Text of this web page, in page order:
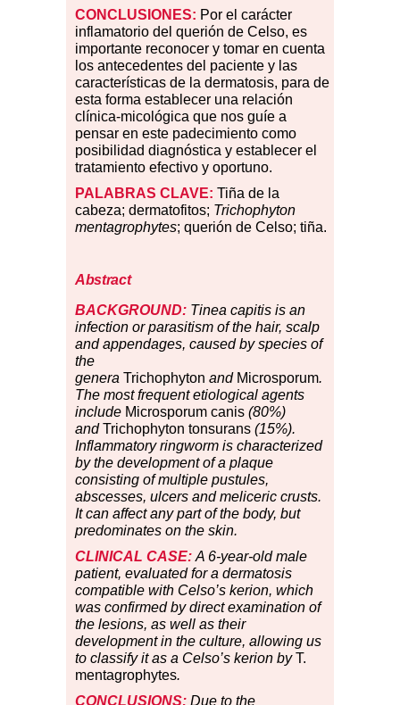
CONCLUSIONES: Por el carácter
inflamatorio del querión de Celso, es
importante reconocer y tomar en cuenta
los antecedentes del paciente y las
características de la dermatosis, para de
esta forma establecer una relación
clínica-micológica que nos guíe a
pensar en este padecimiento como
posibilidad diagnóstica y establecer el
tratamiento efectivo y oportuno.
PALABRAS CLAVE: Tiña de la
cabeza; dermatofitos; Trichophyton
mentagrophytes; querión de Celso; tiña.
Abstract
BACKGROUND: Tinea capitis is an
infection or parasitism of the hair, scalp
and appendages, caused by species of
the
genera Trichophyton and Microsporum.
The most frequent etiological agents
include Microsporum canis (80%)
andTrichophyton tonsurans (15%).
Inflammatory ringworm is characterized
by the development of a plaque
consisting of multiple pustules,
abscesses, ulcers and meliceric crusts.
It can affect any part of the body, but
predominates on the skin.
CLINICAL CASE: A 6-year-old male
patient, evaluated for a dermatosis
compatible with Celso’s kerion, which
was confirmed by direct examination of
the lesions, as well as their
development in the culture, allowing us
to classify it as a Celso’s kerion byT.
mentagrophytes.
CONCLUSIONS: Due to the